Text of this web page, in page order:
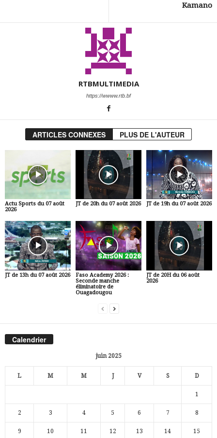
Kamano
RTBMULTIMEDIA
https://wwww.rtb.bf
ARTICLES CONNEXES PLUS DE L'AUTEUR
Actu Sports du 07 août
2026
JT de 20h du 07 août 2026 JT de 19h du 07 août 2026
JT de 13h du 07 août 2026
Faso Academy 2026 :
Seconde manche
éliminatoire de
Ouagadougou
JT de 20H du 06 août
2026
Calendrier
juin 2025
L M M J V S D
1
2 3 4 5 6 7 8
9 10 11 12 13 14 15